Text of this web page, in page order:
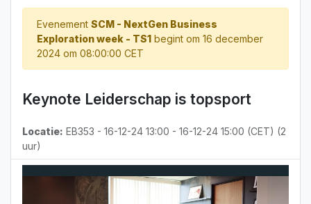
Evenement SCM - NextGen Business
Exploration week - TS1 begint om 16 december
2024 om 08:00:00 CET
Keynote Leiderschap is topsport
Locatie: EB353 - 16-12-24 13:00 - 16-12-24 15:00 (CET) (2
uur)